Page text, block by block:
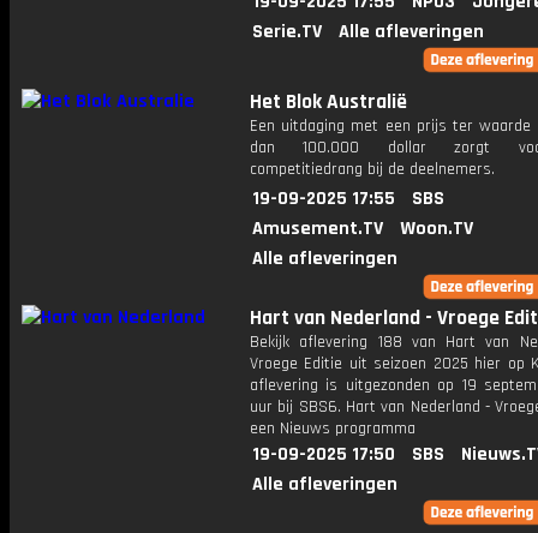
Serie.TV
Alle afleveringen
Het Blok Australië
Een uitdaging met een prijs ter waarde
dan 100.000 dollar zorgt
competitiedrang bij de deelnemers.
19-09-2025 17:55
SBS
Amusement.TV
Woon.TV
Alle afleveringen
Hart van Nederland - Vroege
Bekijk aflevering 188 van Hart van
Vroege Editie uit seizoen 2025 hier op
aflevering is uitgezonden op 19
uur bij SBS6. Hart van Nederland -
een Nieuws programma
19-09-2025 17:50 SBS
Alle afleveringen